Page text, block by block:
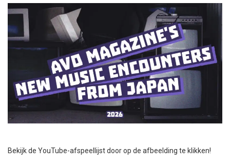
Bekijk de YouTube-afspeellijst door op de afbeelding te klikken!